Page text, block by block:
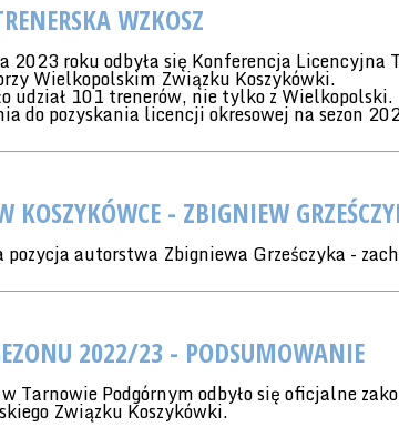
WZKOSZ
2023 roku odbyła się Konferencja Licencyjna
Wielkopolskim Związku Koszykówki.
udział 101 trenerów, nie tylko z Wielkopolski.
do pozyskania licencji okresowej na sezon
KOSZYKÓWCE - ZBIGNIEW
pozycja autorstwa Zbigniewa Grześczyka -
2022/23 - PODSUMOWANIE
Tarnowie Podgórnym odbyło się oficjalne
Związku Koszykówki.